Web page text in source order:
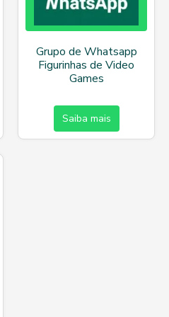
Grupo de Whatsapp
Figurinhas de Video
Games
Saiba mais